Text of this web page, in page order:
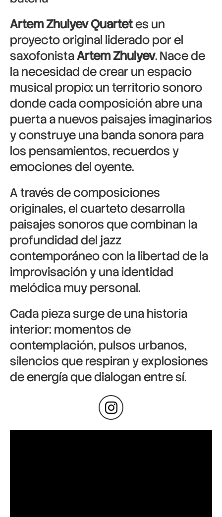
Artem Zhulyev Quartetes un
proyecto original liderado por el
saxofonistaArtem Zhulyev. Nace de
la necesidad de crear un espacio
musical propio: un territorio sonoro
donde cada composición abre una
puerta a nuevos paisajes imaginarios
y construye una banda sonora para
los pensamientos, recuerdos y
emociones del oyente.
A través de composiciones
originales, el cuarteto desarrolla
paisajes sonoros que combinan la
profundidad del jazz
contemporáneo con la libertad de la
improvisación y una identidad
melódica muy personal.
Cada pieza surge de una historia
interior: momentos de
contemplación, pulsos urbanos,
silencios que respiran y explosiones
de energía que dialogan entre sí.